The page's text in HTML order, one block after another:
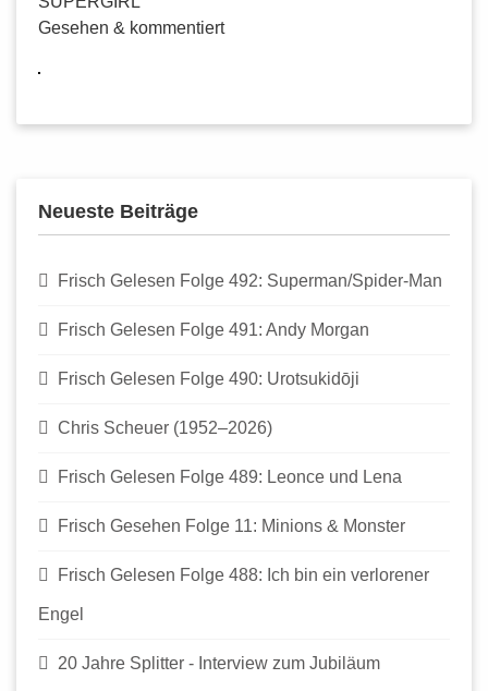
Gesehen & kommentiert
Neueste Beiträge
Frisch Gelesen Folge 492: Superman/Spider-Man
Frisch Gelesen Folge 491: Andy Morgan
Frisch Gelesen Folge 490: Urotsukidōji
Chris Scheuer (1952–2026)
Frisch Gelesen Folge 489: Leonce und Lena
Frisch Gesehen Folge 11: Minions & Monster
Frisch Gelesen Folge 488: Ich bin ein verlorener
Engel
20 Jahre Splitter - Interview zum Jubiläum